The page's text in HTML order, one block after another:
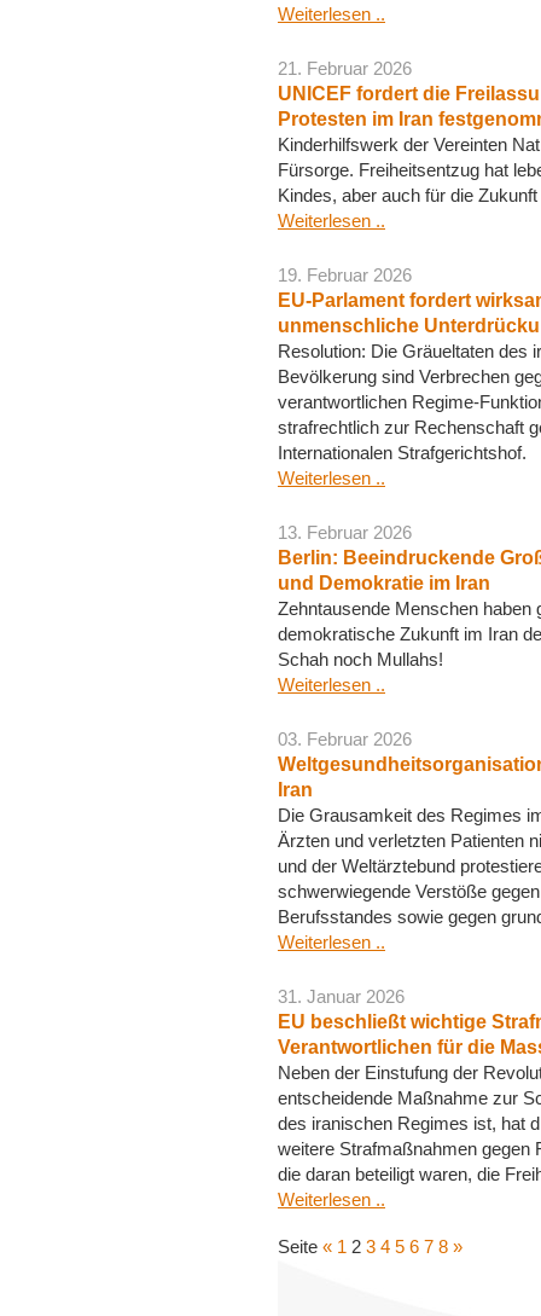
Weiterlesen ..
21. Februar 2026
UNICEF fordert die
Protesten im Iran
Kinderhilfswerk der Vereinten
Fürsorge. Freiheitsentzug hat
Kindes, aber auch für die
Weiterlesen ..
19. Februar 2026
EU-Parlament fordert
unmenschliche
Resolution: Die Gräueltaten des
Bevölkerung sind Verbrechen
verantwortlichen Regime-
strafrechtlich zur Rechenschaft
Internationalen Strafgerichtshof.
Weiterlesen ..
13. Februar 2026
Berlin: Beeindruckende
und Demokratie im Iran
Zehntausende Menschen haben
demokratische Zukunft im Iran
Schah noch Mullahs!
Weiterlesen ..
03. Februar 2026
Iran
Die Grausamkeit des Regimes
Ärzten und verletzten Patienten
und der Weltärztebund
schwerwiegende Verstöße
Berufsstandes sowie gegen
Weiterlesen ..
31. Januar 2026
EU beschließt wichtige
Verantwortlichen für die
Neben der Einstufung der
entscheidende Maßnahme zur
des iranischen Regimes ist, hat
weitere Strafmaßnahmen gegen
die daran beteiligt waren, die
Weiterlesen ..
Seite « 1 2 3 4 5 6 7 8 »